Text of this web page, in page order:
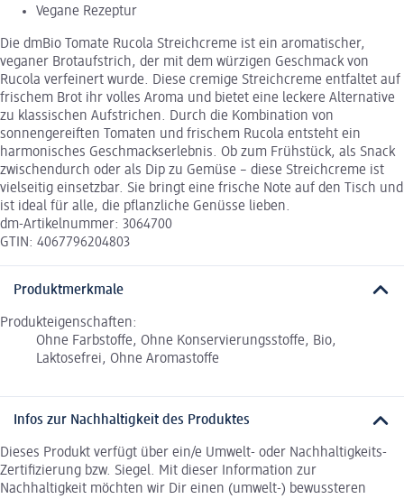
Vegane Rezeptur
Die dmBio Tomate Rucola Streichcreme ist ein aromatischer,
veganer Brotaufstrich, der mit dem würzigen Geschmack von
Rucola verfeinert wurde. Diese cremige Streichcreme entfaltet auf
frischem Brot ihr volles Aroma und bietet eine leckere Alternative
zu klassischen Aufstrichen. Durch die Kombination von
sonnengereiften Tomaten und frischem Rucola entsteht ein
harmonisches Geschmackserlebnis. Ob zum Frühstück, als Snack
zwischendurch oder als Dip zu Gemüse – diese Streichcreme ist
vielseitig einsetzbar. Sie bringt eine frische Note auf den Tisch und
ist ideal für alle, die pflanzliche Genüsse lieben.
dm-Artikelnummer: 3064700
GTIN: 4067796204803
Produktmerkmale
Produkteigenschaften:
Ohne Farbstoffe, Ohne Konservierungsstoffe, Bio,
Laktosefrei, Ohne Aromastoffe
Infos zur Nachhaltigkeit des Produktes
Dieses Produkt verfügt über ein/e Umwelt- oder Nachhaltigkeits-
Zertifizierung bzw. Siegel. Mit dieser Information zur
Nachhaltigkeit möchten wir Dir einen (umwelt-) bewussteren